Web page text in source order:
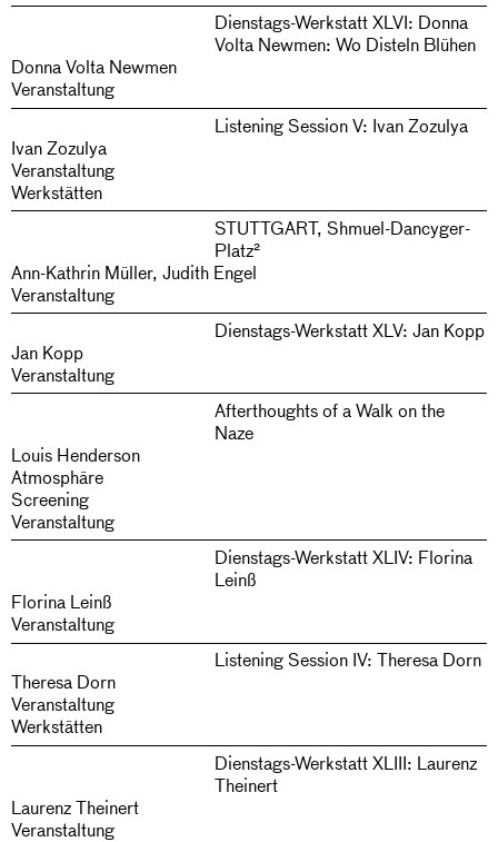
Dienstags-Werkstatt XLVI: Donna
Volta Newmen: Wo Disteln Blühen
Donna Volta Newmen
Veranstaltung
Listening Session V: Ivan Zozulya
Ivan Zozulya
Veranstaltung
Werkstätten
STUTTGART, Shmuel-Dancyger-
Platz²
Ann-Kathrin Müller, Judith Engel
Veranstaltung
Dienstags-Werkstatt XLV: Jan Kopp
Jan Kopp
Veranstaltung
Afterthoughts of a Walk on the
Naze
Louis Henderson
Atmosphäre
Screening
Veranstaltung
Dienstags-Werkstatt XLIV: Florina
Leinß
Florina Leinß
Veranstaltung
Listening Session IV: Theresa Dorn
Theresa Dorn
Veranstaltung
Werkstätten
Dienstags-Werkstatt XLIII: Laurenz
Theinert
Laurenz Theinert
Veranstaltung